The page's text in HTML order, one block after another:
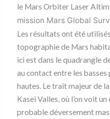
le Mars Orbiter Laser
mission Mars Global
Les résultats ont été
topographie de Mars
ici est dans le quadrangle
au contact entre les
hautes. Le trait majeur de
Kasei Valles, où l’on voit un
probable déversement